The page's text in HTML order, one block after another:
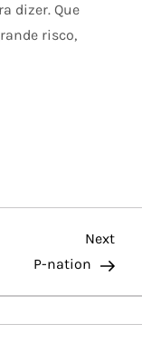
dizer. Que
risco,
Post
Next
P-nation